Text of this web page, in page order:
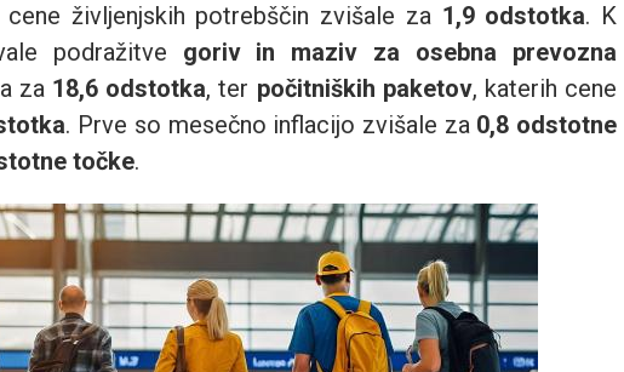
življenjskih potrebščin zvišale za 1,9 odstotka. K
podražitve goriv in maziv za osebna prevozna
za 18,6 odstotka, ter počitniških paketov, katerih cene
. Prve so mesečno inflacijo zvišale za 0,8 odstotne
točke.